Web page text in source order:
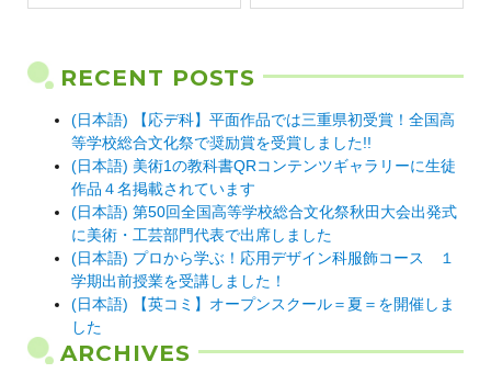
RECENT POSTS
(日本語) 【応デ科】平面作品では三重県初受賞！全国高
等学校総合文化祭で奨励賞を受賞しました!!
(日本語) 美術1の教科書QRコンテンツギャラリーに生徒
作品４名掲載されています
(日本語) 第50回全国高等学校総合文化祭秋田大会出発式
に美術・工芸部門代表で出席しました
(日本語) プロから学ぶ！応用デザイン科服飾コース １
学期出前授業を受講しました！
(日本語) 【英コミ】オープンスクール＝夏＝を開催しま
した
ARCHIVES